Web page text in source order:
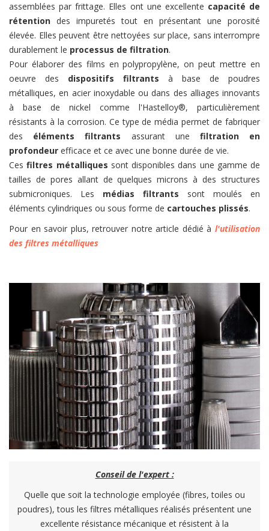
assemblées par frittage. Elles ont une excellente capacité de
rétention des impuretés tout en présentant une porosité
élevée. Elles peuvent être nettoyées sur place, sans interrompre
durablement le processus de filtration.
Pour élaborer des films en polypropylène, on peut mettre en
oeuvre des dispositifs filtrants à base de poudres
métalliques, en acier inoxydable ou dans des alliages innovants
à base de nickel comme l'Hastelloy®, particulièrement
résistants à la corrosion. Ce type de média permet de fabriquer
des éléments filtrants assurant une filtration en
profondeur efficace et ce avec une bonne durée de vie.
Cesfiltres métalliques sont disponibles dans une gamme de
tailles de pores allant de quelques microns à des structures
submicroniques. Les médias filtrants sont moulés en
éléments cylindriques ou sous forme de cartouches plissés.
Pour en savoir plus, retrouver notre article dédié à l'utilisation
des filtres métalliques
Conseil de l'expert :
Quelle que soit la technologie employée (fibres, toiles ou
poudres), tous les filtres métalliques réalisés présentent une
excellente résistance mécanique et résistent à la